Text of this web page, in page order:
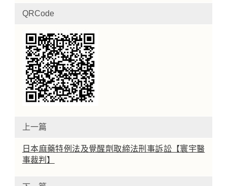
QRCode
上一篇
日本麻藥特例法及覺醒劑取締法刑事訴訟【寰宇醫
事裁判】